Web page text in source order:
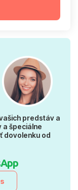
predstáv a
a špeciálne
dovolenku od